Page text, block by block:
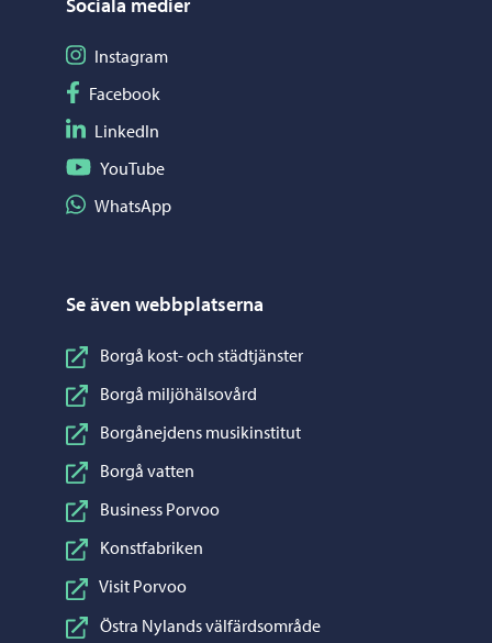
Följ på Instagram
Instagram
Följ på Facebook
Facebook
Följ på LinkedIn
LinkedIn
Följ på YouTube
YouTube
Dela på WhatsApp
WhatsApp
Se även webbplatserna
Borgå kost- och städtjänster
Borgå miljöhälsovård
Borgånejdens musikinstitut
Borgå vatten
Business Porvoo
Konstfabriken
Visit Porvoo
Östra Nylands välfärdsområde